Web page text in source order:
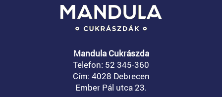
Mandula Cukrászda
Telefon: 52 345-360
Cím: 4028 Debrecen
Ember Pál utca 23.